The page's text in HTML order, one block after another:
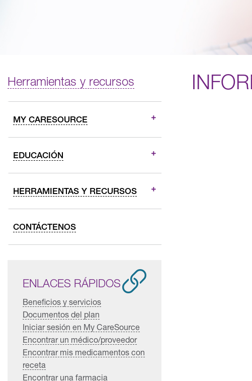
Herramientas y recursos
MY CARESOURCE
EDUCACIÓN
HERRAMIENTAS Y RECURSOS
CONTÁCTENOS
ENLACES RÁPIDOS
Beneficios y servicios
Documentos del plan
Iniciar sesión en My CareSource
Encontrar un médico/proveedor
Encontrar mis medicamentos con
receta
Encontrar una farmacia